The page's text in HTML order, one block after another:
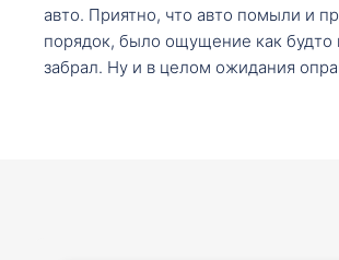
авто. Приятно, что авто помыли и
порядок, было ощущение как будто
забрал. Ну и в целом ожидания